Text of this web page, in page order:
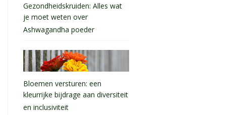
Gezondheidskruiden: Alles wat
je moet weten over
Ashwagandha poeder
Bloemen versturen: een
kleurrijke bijdrage aan diversiteit
en inclusiviteit